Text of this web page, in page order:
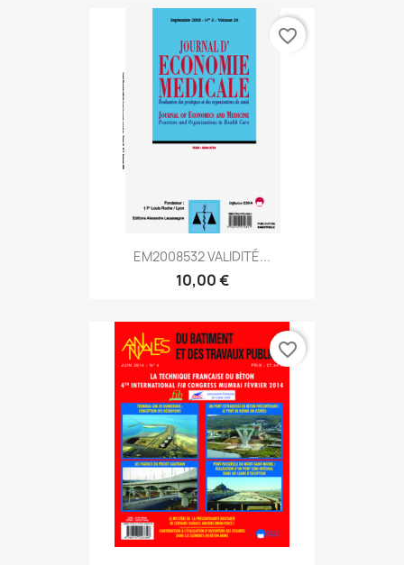
EM2008532 VALIDITÉ...
10,00 €
favorite_border
favorite_border